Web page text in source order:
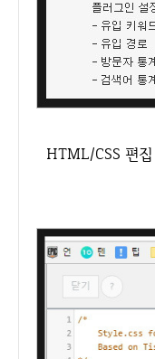
HTML/CSS 편